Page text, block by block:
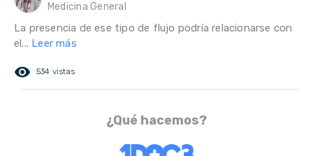
Medicina General
La presencia de ese tipo de flujo podría relacionarse con
el... Leer más
remove_red_eye 534 vistas
¿Qué hacemos?